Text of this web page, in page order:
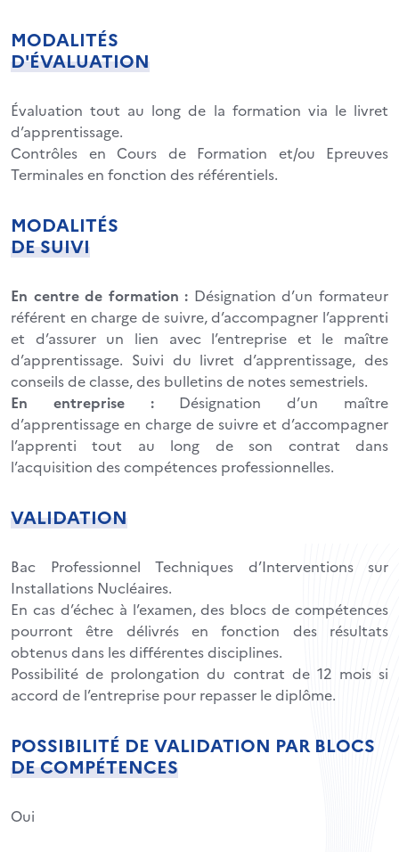
MODALITÉS
D'ÉVALUATION
Évaluation tout au long de la formation via le livret
d’apprentissage.
Contrôles en Cours de Formation et/ou Epreuves
Terminales en fonction des référentiels.
MODALITÉS
DE SUIVI
En centre de formation : Désignation d’un formateur
référent en charge de suivre, d’accompagner l’apprenti
et d’assurer un lien avec l’entreprise et le maître
d’apprentissage. Suivi du livret d’apprentissage, des
conseils de classe, des bulletins de notes semestriels.
En entreprise : Désignation d’un maître
d’apprentissage en charge de suivre et d’accompagner
l’apprenti tout au long de son contrat dans
l’acquisition des compétences professionnelles.
VALIDATION
Bac Professionnel Techniques d’Interventions sur
Installations Nucléaires.
En cas d’échec à l’examen, des blocs de compétences
pourront être délivrés en fonction des résultats
obtenus dans les différentes disciplines.
Possibilité de prolongation du contrat de 12 mois si
accord de l’entreprise pour repasser le diplôme.
POSSIBILITÉ DE VALIDATION PAR BLOCS
DE COMPÉTENCES
Oui